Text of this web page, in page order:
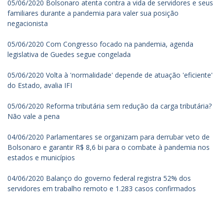
05/06/2020 Bolsonaro atenta contra a vida de servidores e seus
familiares durante a pandemia para valer sua posição
negacionista
05/06/2020 Com Congresso focado na pandemia, agenda
legislativa de Guedes segue congelada
05/06/2020 Volta à 'normalidade' depende de atuação 'eficiente'
do Estado, avalia IFI
05/06/2020 Reforma tributária sem redução da carga tributária?
Não vale a pena
04/06/2020 Parlamentares se organizam para derrubar veto de
Bolsonaro e garantir R$ 8,6 bi para o combate à pandemia nos
estados e municípios
04/06/2020 Balanço do governo federal registra 52% dos
servidores em trabalho remoto e 1.283 casos confirmados